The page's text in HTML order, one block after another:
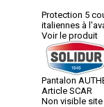
Protection 5
italiennes à
Voir le produit
Pantalon
Article SCAR
Non visible site